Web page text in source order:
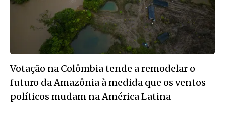
Votação na Colômbia tende a remodelar o
futuro da Amazônia à medida que os ventos
políticos mudam na América Latina